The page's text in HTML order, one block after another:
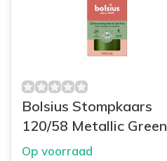
Bolsius Stompkaars
120/58 Metallic Green
Op voorraad